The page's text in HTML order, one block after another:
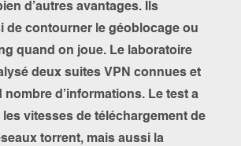
d’autres avantages. Ils
de contourner le géoblocage ou
quand on joue. Le laboratoire
deux suites VPN connues et
nombre d’informations. Le test a
vitesses de téléchargement de
torrent, mais aussi la